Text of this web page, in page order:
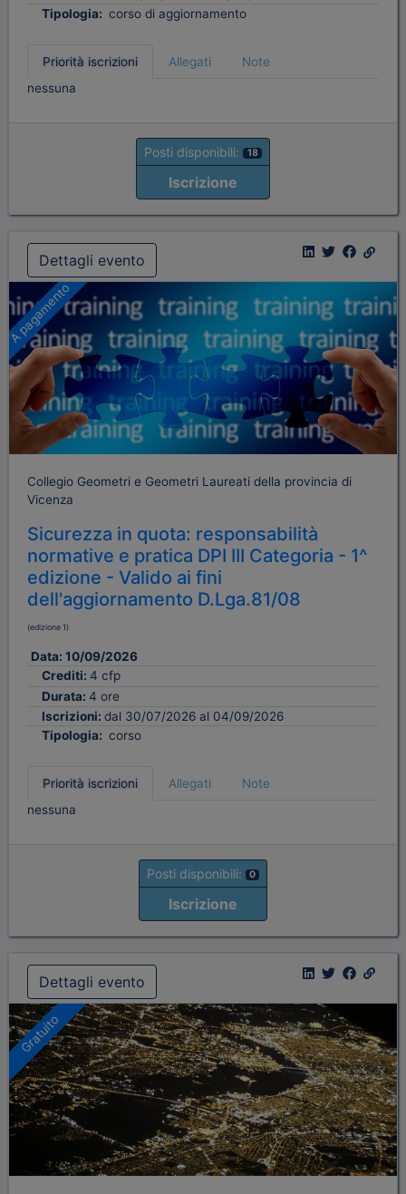
Tipologia: corso di aggiornamento
Priorità iscrizioni Allegati
Note
nessuna
Posti disponibili: 18
Iscrizione
Dettagli evento
A pagamento
Collegio Geometri e Geometri Laureati della provincia di
Vicenza
Sicurezza in quota: responsabilità
normative e pratica DPI III Categoria - 1^
edizione - Valido ai fini
dell'aggiornamento D.Lga.81/08
(edizione 1)
Data: 10/09/2026
Crediti: 4 cfp
Durata: 4 ore
Iscrizioni: dal 30/07/2026 al 04/09/2026
Tipologia: corso
Priorità iscrizioni Allegati
Note
nessuna
Posti disponibili: 0
Iscrizione
Dettagli evento
Gratuito